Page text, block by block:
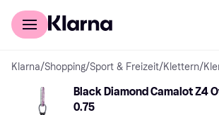
Für Shopper
Klarna/Shopping/Sport & Freizeit/Klettern/
Black Diamond Camalot Z4
0.75